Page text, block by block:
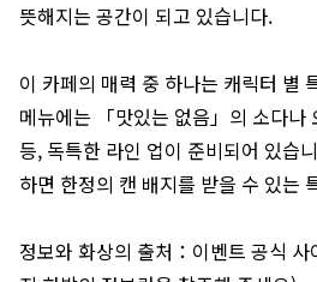
뜻해지는 공간이 되고 있습니다.
이 카페의 매력 중 하나는 캐릭터 별
메뉴에는 「맛있는 없음」의 소다나
등, 독특한 라인 업이 준비되어 있습
하면 한정의 캔 배지를 받을 수 있는
정보와 화상의 출처：이벤트 공식